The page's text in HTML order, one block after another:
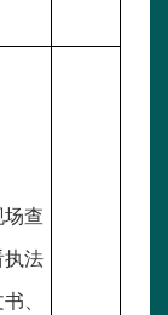
场查
执法
、